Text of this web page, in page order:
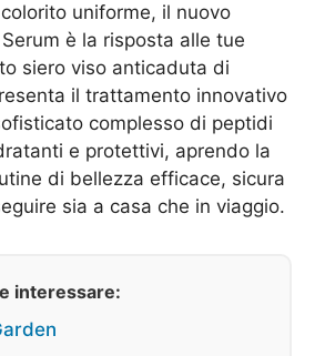
uniforme, il nuovo
è la risposta alle tue
siero viso anticaduta di
il trattamento innovativo
complesso di peptidi
e protettivi, aprendo la
di bellezza efficace, sicura
sia a casa che in viaggio.
interessare: